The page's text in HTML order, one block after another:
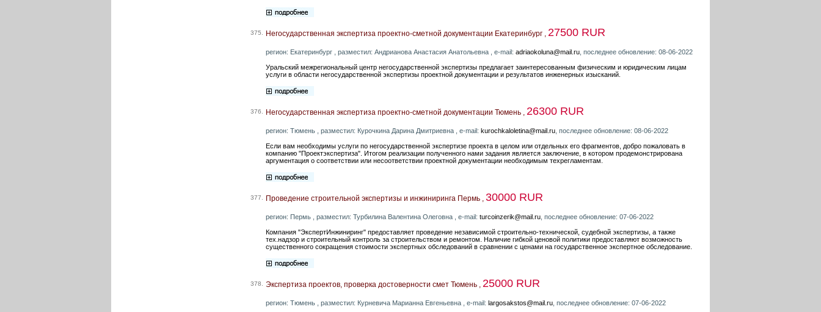
375. Негосударственная экспертиза проектно-сметной документации Екатеринбург , 27500 RUR
регион: Екатеринбург , разместил: Андрианова Анастасия Анатольевна , e-mail: adriaokoluna@mail.ru , последнее обновление: 08-06-2022
Уральский межрегиональный центр негосударственной экспертизы предлагает заинтересованным физическим и юридическим лицам
услуги в области негосударственной экспертизы проектной документации и результатов инженерных изысканий.
376. Негосударственная экспертиза проектно-сметной документации Тюмень , 26300 RUR
регион: Тюмень , разместил: Курочкина Дарина Дмитриевна , e-mail: kurochkaloletina@mail.ru , последнее обновление: 08-06-2022
Если вам необходимы услуги по негосударственной экспертизе проекта в целом или отдельных его фрагментов, добро пожаловать в
компанию "Проектэкспертиза". Итогом реализации полученного нами задания является заключение, в котором продемонстрирована
аргументация о соответствии или несоответствии проектной документации необходимым техрегламентам.
377. Проведение строительной экспертизы и инжиниринга Пермь , 30000 RUR
регион: Пермь , разместил: Турбилина Валентина Олеговна , e-mail: turcoinzerik@mail.ru , последнее обновление: 07-06-2022
Компания "ЭкспертИнжиниринг" предоставляет проведение независимой строительно-технической, судебной экспертизы, а также
тех.надзор и строительный контроль за строительством и ремонтом. Наличие гибкой ценовой политики предоставляют возможность
существенного сокращения стоимости экспертных обследований в сравнении с ценами на государственное экспертное обследование.
378. Экспертиза проектов, проверка достоверности смет Тюмень , 25000 RUR
регион: Тюмень , разместил: Курневича Марианна Евгеньевна , e-mail: largosakstos@mail.ru , последнее обновление: 07-06-2022